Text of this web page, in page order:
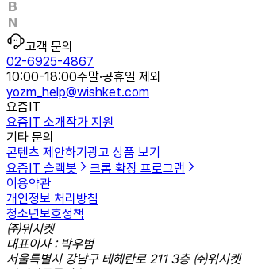
고객 문의
02-6925-4867
10:00-18:00주말·공휴일 제외
yozm_help@wishket.com
요즘IT
요즘IT 소개작가 지원
기타 문의
콘텐츠 제안하기광고 상품 보기
요즘IT 슬랙봇
크롬 확장 프로그램
이용약관
개인정보 처리방침
청소년보호정책
㈜위시켓
대표이사 : 박우범
서울특별시 강남구 테헤란로 211 3층 ㈜위시켓